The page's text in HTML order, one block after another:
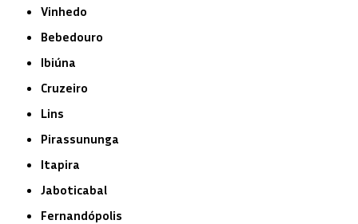
Vinhedo
Bebedouro
Ibiúna
Cruzeiro
Lins
Pirassununga
Itapira
Jaboticabal
Fernandópolis